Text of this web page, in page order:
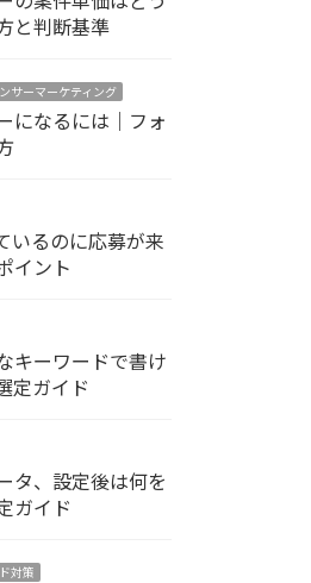
と判断基準
サーマーケティング
になるには｜フォ
いるのに応募が来
イント
キーワードで書け
定ガイド
タ、設定後は何を
ガイド
対策